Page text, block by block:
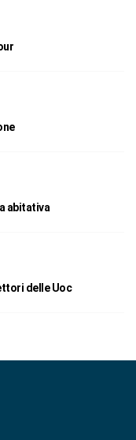
abitativa
delle Uoc